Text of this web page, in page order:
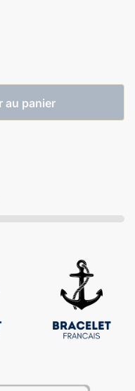
au panier